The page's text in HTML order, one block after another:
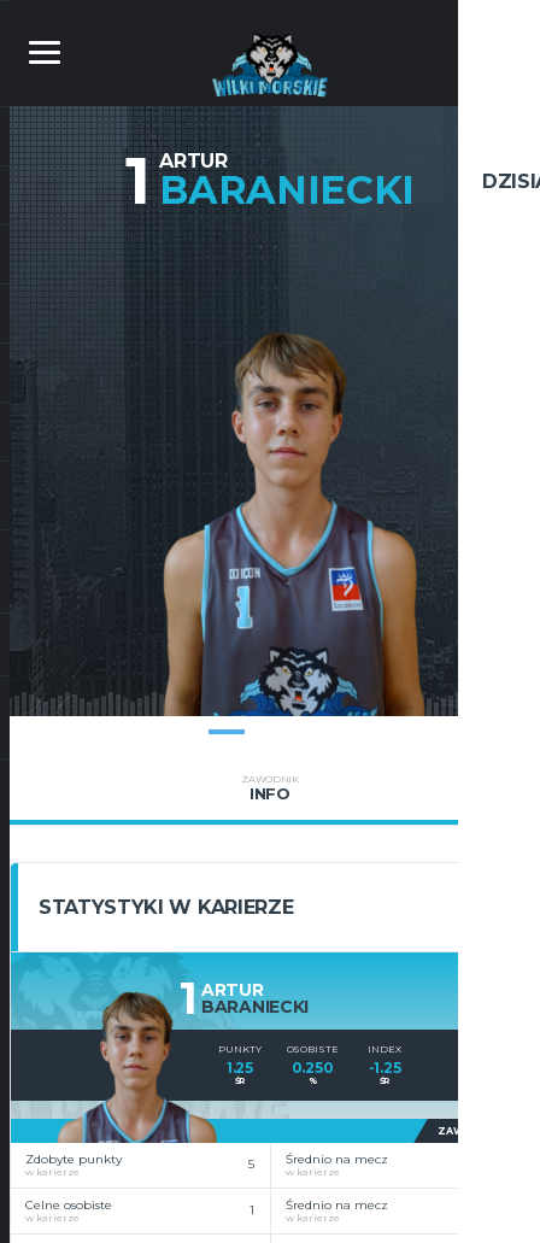
1 ARTUR
BARANIECKI
ZAWODNIK
INFO
STATYSTYKI W KARIERZE
1 ARTUR
BARANIECKI
PUNKTY
1.25
ŚR
OSOBISTE
0.250
%
INDEX
-1.25
ŚR
ZAWODNIK
Zdobyte punkty
w karierze 5 Średnio na mecz
w karierze
Celne osobiste
w karierze 1 Średnio na mecz
w karierze